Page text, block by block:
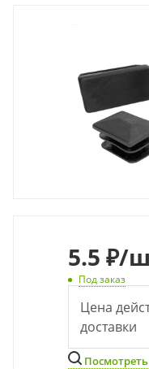
5.5 ₽/
Под заказ
Цена
доставки